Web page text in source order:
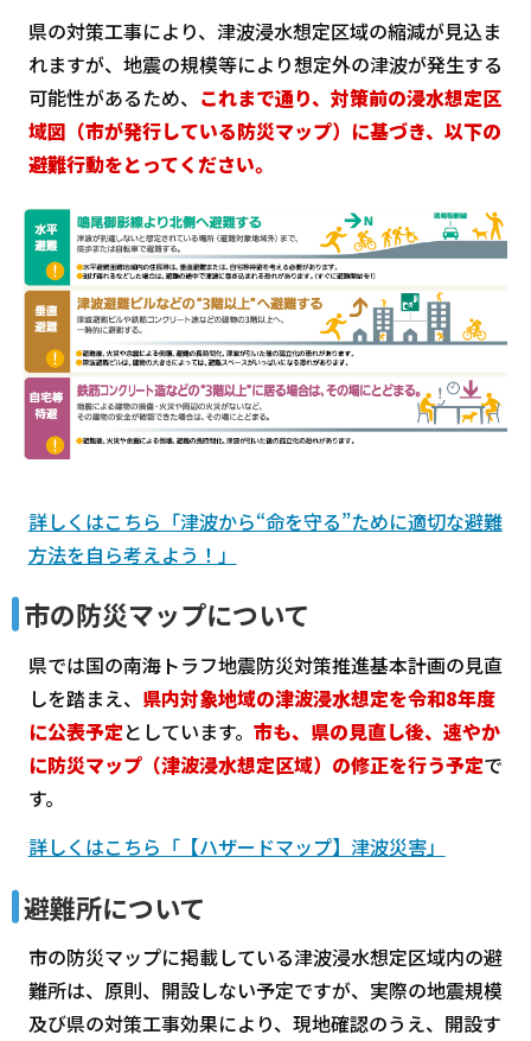
県の対策工事により、津波浸水想定区域の縮減が見込ま
れますが、地震の規模等により想定外の津波が発生する
可能性があるため、 これまで通り、対策前の浸水想定区
域図（市が発行している防災マップ）に基づき、以下の
避難行動をとってください。
詳しくはこちら「津波から“命を守る”ために適切な避難
方法を自ら考えよう！」
市の防災マップについて
県では国の南海トラフ地震防災対策推進基本計画の見直
しを踏まえ、 県内対象地域の津波浸水想定を令和8年度
に公表予定としています。 市も、県の見直し後、速やか
に防災マップ（津波浸水想定区域）の修正を行う予定で
す。
詳しくはこちら「【ハザードマップ】津波災害」
避難所について
市の防災マップに掲載している津波浸水想定区域内の避
難所は、原則、開設しない予定ですが、実際の地震規模
及び県の対策工事効果により、現地確認のうえ、開設す